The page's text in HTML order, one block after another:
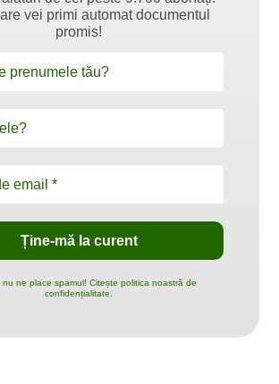
vei primi automat documentul
promis!
nu ne place spamul! Citește politica noastră de
confidențialitate.